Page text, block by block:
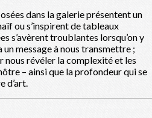
dans la galerie présentent un
ou s’inspirent de tableaux
s’avèrent troublantes lorsqu’on y
message à nous transmettre ;
nous révéler la complexité et les
– ainsi que la profondeur qui se
d’art.